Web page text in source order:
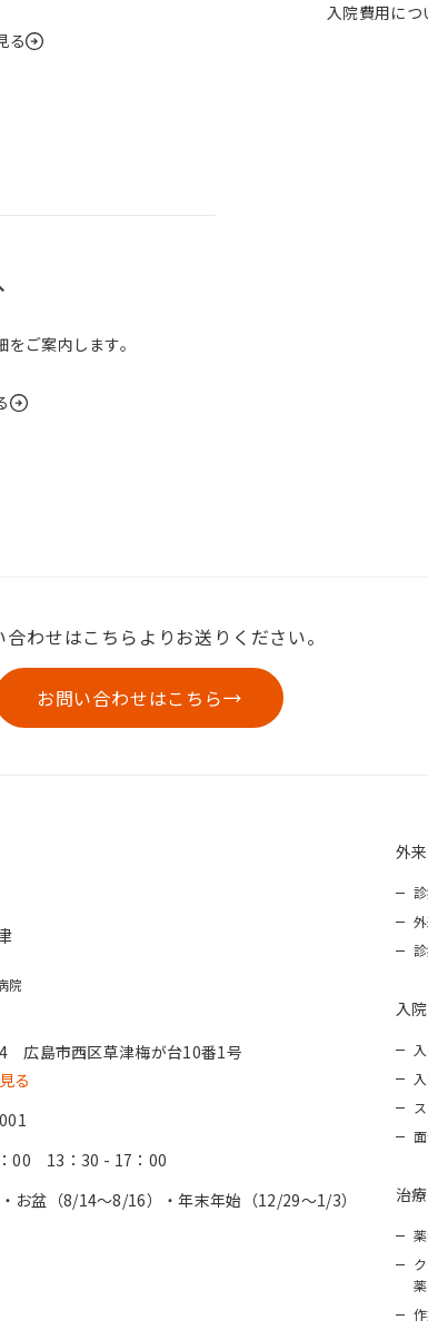
る
入院費用につ
ご案内します。
合わせはこちらよりお送りください。
お問い合わせはこちら
院
広島市西区草津梅が台10番1号
る
00 13：30 - 17：00
お盆（8/14～8/16）・年末年始（12/29～1/3）
外
入
治